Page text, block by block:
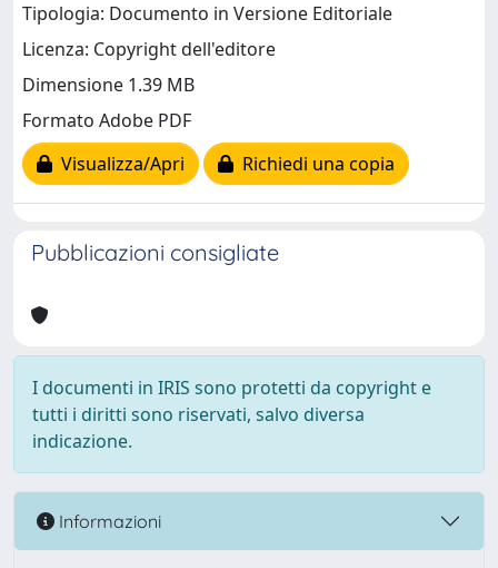
Tipologia: Documento in Versione Editoriale
Licenza: Copyright dell'editore
Dimensione 1.39 MB
Formato Adobe PDF
Visualizza/Apri
Richiedi una copia
Pubblicazioni consigliate
I documenti in IRIS sono protetti da copyright e
tutti i diritti sono riservati, salvo diversa
indicazione.
Informazioni